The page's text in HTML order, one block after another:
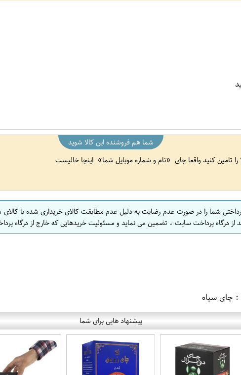
شما هم فروشنده این کالا شوید
تامین کنید واقعا جای
نام و شماره موبایل شما اینجا خالیست
شما را در صورت عدم رضایت به دلیل عدم مطابقت کالای خریداری شده با
درگاه پرداخت سایت ، تضمین می نماید و مسئولیت خریدهایی که خارج از درگاه
پیشنهاد هایی برای شما